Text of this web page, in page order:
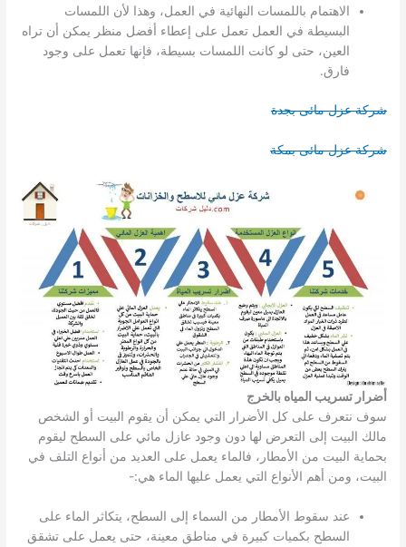
الاهتمام باللمسات النهائية في العمل، وهذا لأن اللمسات
البسيطة في العمل تعمل على إعطاء أفضل منظر يمكن أن تراه
العين، حتى لو كانت اللمسات بسيطة، فإنها تعمل على وجود
فارق.
شركة عزل مائى بجدة
شركة عزل مائى بمكة
أضرار تسريب المياه بالخرج
سوف نتعرف على كل الأضرار التي يمكن أن يقوم البيت أو الشخص
مالك البيت إلى التعرض لها دون وجود عازل مائي على السطح ليقوم
بحماية البيت من الأمطار، فالماء يعمل على العديد من أنواع التلف في
البيت، ومن أهم الأنواع التي يعمل عليها الماء هي:-
عند سقوط الأمطار من السماء إلى السطح، يتكاثر الماء على
السطح بكميات كبيرة في مناطق معينة، حتى يعمل على تشقق